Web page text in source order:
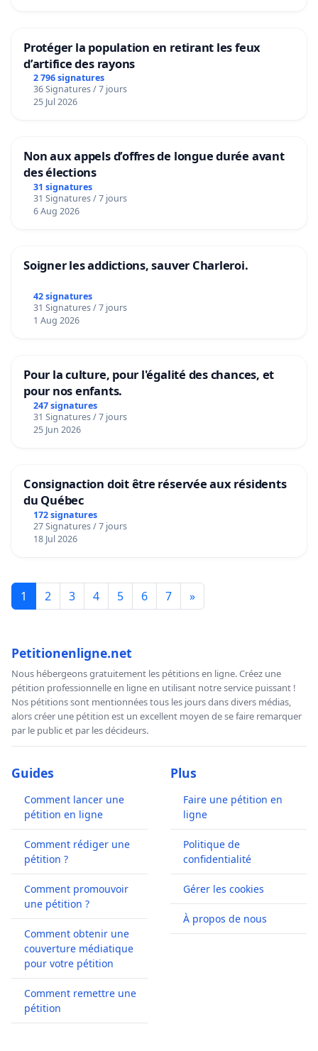
Protéger la population en retirant les feux
d’artifice des rayons
2 796 signatures
36 Signatures / 7 jours
25 Jul 2026
Non aux appels d’offres de longue durée avant
des élections
31 signatures
31 Signatures / 7 jours
6 Aug 2026
Soigner les addictions, sauver Charleroi.
42 signatures
31 Signatures / 7 jours
1 Aug 2026
Pour la culture, pour l'égalité des chances, et
pour nos enfants.
247 signatures
31 Signatures / 7 jours
25 Jun 2026
Consignaction doit être réservée aux résidents
du Québec
172 signatures
27 Signatures / 7 jours
18 Jul 2026
1 2 3 4 5 6 7 »
Petitionenligne.net
Nous hébergeons gratuitement les pétitions en ligne. Créez une
pétition professionnelle en ligne en utilisant notre service puissant !
Nos pétitions sont mentionnées tous les jours dans divers médias,
alors créer une pétition est un excellent moyen de se faire remarquer
par le public et par les décideurs.
Guides
Comment lancer une
pétition en ligne
Comment rédiger une
pétition ?
Comment promouvoir
une pétition ?
Comment obtenir une
couverture médiatique
pour votre pétition
Comment remettre une
pétition
Plus
Faire une pétition en
ligne
Politique de
confidentialité
Gérer les cookies
À propos de nous